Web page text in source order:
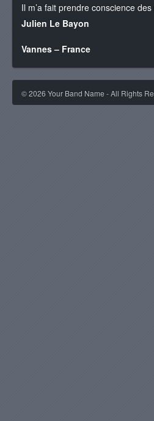
Il m’a fait prendre conscience
Julien Le Bayon
Vannes – France
©2026 Your Band Name - All Rights